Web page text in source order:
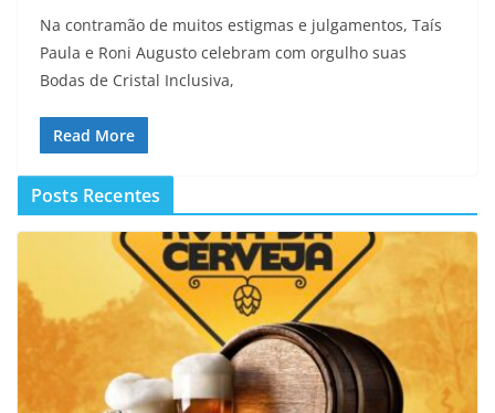
Na contramão de muitos estigmas e julgamentos, Taís
Paula e Roni Augusto celebram com orgulho suas
Bodas de Cristal Inclusiva,
Read More
Posts Recentes